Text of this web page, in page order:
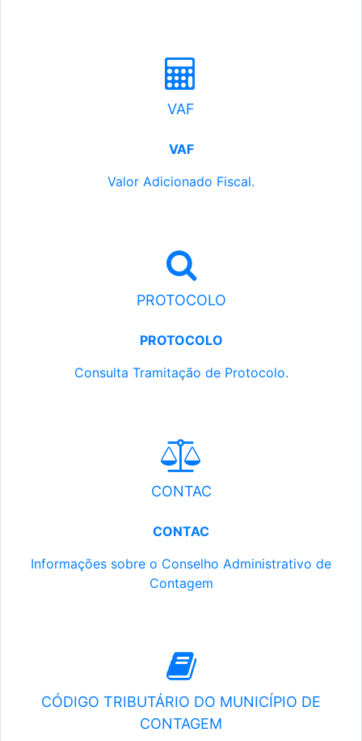
VAF
VAF
Valor Adicionado Fiscal.
PROTOCOLO
PROTOCOLO
Consulta Tramitação de Protocolo.
CONTAC
CONTAC
Informações sobre o Conselho Administrativo de
Contagem
CÓDIGO TRIBUTÁRIO DO MUNICÍPIO DE
CONTAGEM